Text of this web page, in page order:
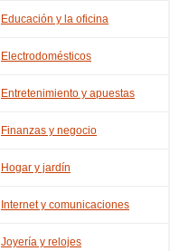
Educación y la oficina
Electrodomésticos
Entretenimiento y apuestas
Finanzas y negocio
Hogar y jardín
Internet y comunicaciones
Joyería y relojes